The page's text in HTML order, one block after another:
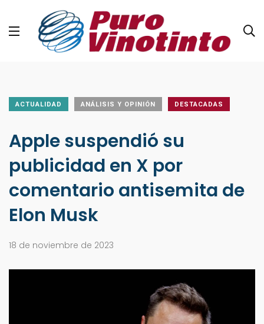
ACTUALIDAD ANÁLISIS Y OPINIÓN DESTACADAS
Apple suspendió su
publicidad en X por
comentario antisemita de
Elon Musk
18 de noviembre de 2023